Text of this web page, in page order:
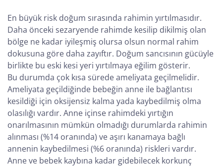
En büyük risk doğum sırasında rahimin yırtılmasıdır.
Daha önceki sezaryende rahimde kesilip dikilmiş olan
bölge ne kadar iyileşmiş olursa olsun normal rahim
dokusuna göre daha zayıftır. Doğum sancısının gücüyle
birlikte bu eski kesi yeri yırtılmaya eğilim gösterir.
Bu durumda çok kısa sürede ameliyata geçilmelidir.
Ameliyata geçildiğinde bebeğin anne ile bağlantısı
kesildiği için oksijensiz kalma yada kaybedilmiş olma
olasılığı vardır. Anne içinse rahimdeki yırtığın
onarılmasının mümkün olmadığı durumlarda rahimin
alınması (%14 oranında) ve aşırı kanamaya bağlı
annenin kaybedilmesi (%6 oranında) riskleri vardır.
Anne ve bebek kaybına kadar gidebilecek korkunç